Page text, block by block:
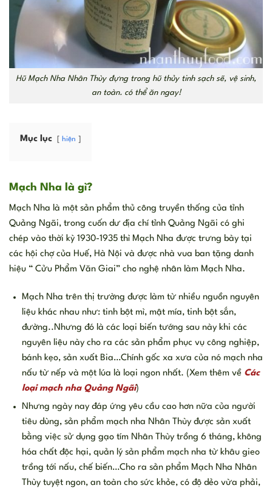
Hũ Mạch Nha Nhân Thùy đựng trong hũ thủy tinh sạch sẽ, vệ sinh,
an toàn. có thể ăn ngay!
Mục lục hiện
Mạch Nha là gì?
Mạch Nha là một sản phẩm thủ công truyền thống của tỉnh
Quảng Ngãi, trong cuốn dư địa chí tỉnh Quảng Ngãi có ghi
chép vào thời kỳ 1930-1935 thì Mạch Nha được trưng bày tại
các hội chợ của Huế, Hà Nội và được nhà vua ban tặng danh
hiệu “ Cửu Phẩm Văn Giai” cho nghệ nhân làm Mạch Nha.
Mạch Nha trên thị trường được làm từ nhiều nguồn nguyên
liệu khác nhau như: tinh bột mì, mật mía, tinh bột sắn,
đường..Nhưng đó là các loại biến tướng sau này khi các
nguyên liệu này cho ra các sản phẩm phục vụ công nghiệp,
bánh kẹo, sản xuất Bia…Chính gốc xa xưa của nó mạch nha
nấu từ nếp và một lúa là loại ngon nhất. (Xem thêm về Các
loại mạch nha Quảng Ngãi)
Nhưng ngày nay đáp ứng yêu cầu cao hơn nữa của người
tiêu dùng, sản phẩm mạch nha Nhân Thùy được sản xuất
bằng việc sử dụng gạo tím Nhân Thùy trồng 6 tháng, không
hóa chất độc hại, quản lý sản phẩm mạch nha từ khâu gieo
trồng tới nấu, chế biến…Cho ra sản phẩm Mạch Nha Nhân
Thùy tuyệt ngon, an toàn cho sức khỏe, có độ dẻo vừa phải,